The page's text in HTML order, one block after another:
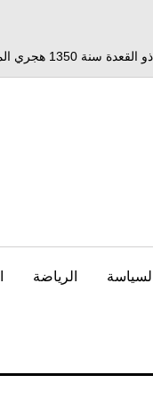
السياسة الرياضة